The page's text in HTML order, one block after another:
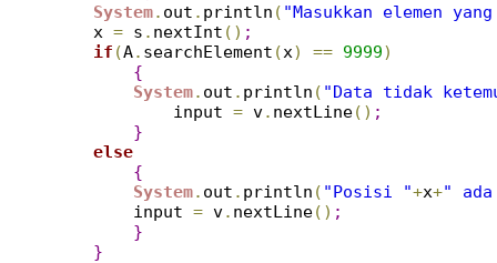
System. out . println ( "Masukkan elemen
    x
= s . nextInt ( ) ;
if (A. searchElement (x) == 9999)
{
System. out . println ( "Data tidak
            input
= v. nextLine( ) ;
}
else
{
System. out . println ( "Posisi "+x+"
        input
= v. nextLine( ) ;
}
}